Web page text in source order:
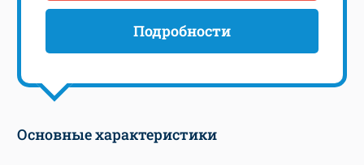
Подробности
Основные характеристики